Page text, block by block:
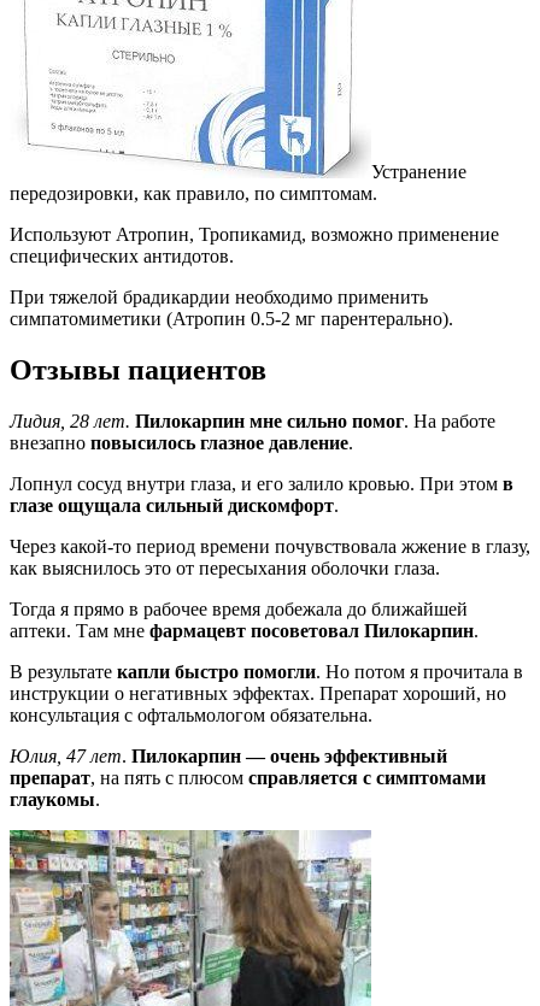
Устранение
передозировки, как правило, по симптомам.
Используют Атропин, Тропикамид, возможно применение
специфических антидотов.
При тяжелой брадикардии необходимо применить
симпатомиметики (Атропин 0.5-2 мг парентерально).
Отзывы пациентов
Лидия, 28 лет. Пилокарпин мне сильно помог. На работе
внезапно повысилось глазное давление.
Лопнул сосуд внутри глаза, и его залило кровью. При этом в
глазе ощущала сильный дискомфорт.
Через какой-то период времени почувствовала жжение в глазу,
как выяснилось это от пересыхания оболочки глаза.
Тогда я прямо в рабочее время добежала до ближайшей
аптеки. Там мне фармацевт посоветовал Пилокарпин.
В результате капли быстро помогли. Но потом я прочитала в
инструкции о негативных эффектах. Препарат хороший, но
консультация с офтальмологом обязательна.
Юлия, 47 лет. Пилокарпин — очень эффективный
препарат, на пять с плюсом справляется с симптомами
глаукомы.